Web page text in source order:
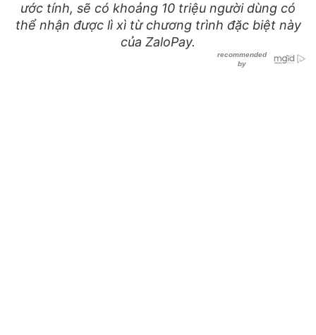
ước tính, sẽ có khoảng 10 triệu người dùng có
thể nhận được lì xì từ chương trình đặc biệt này
của ZaloPay.